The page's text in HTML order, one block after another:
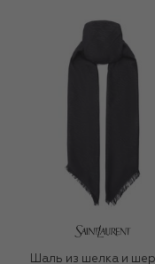
Шаль из шелка и